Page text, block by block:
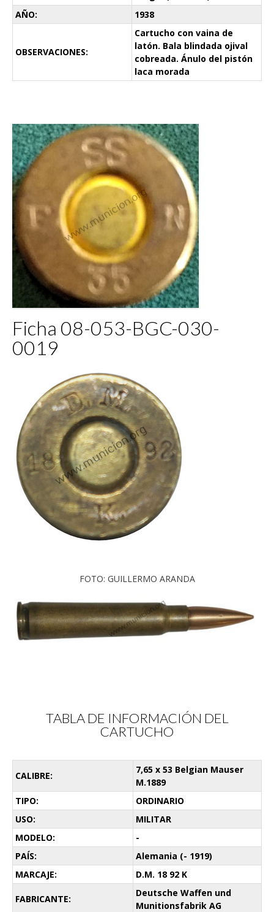
AÑO:
1938
OBSERVACIONES:
Cartucho con vaina de
latón. Bala blindada ojival
cobreada. Ánulo del pistón
laca morada
Ficha 08-053-BGC-030-
0019
FOTO: GUILLERMO ARANDA
TABLA DE INFORMACIÓN DEL
CARTUCHO
CALIBRE:
7,65 x 53 Belgian Mauser
M.1889
TIPO:
ORDINARIO
USO:
MILITAR
MODELO:
-
PAÍS:
Alemania (- 1919)
MARCAJE:
D.M. 18 92 K
FABRICANTE:
Deutsche Waffen und
Munitionsfabrik AG